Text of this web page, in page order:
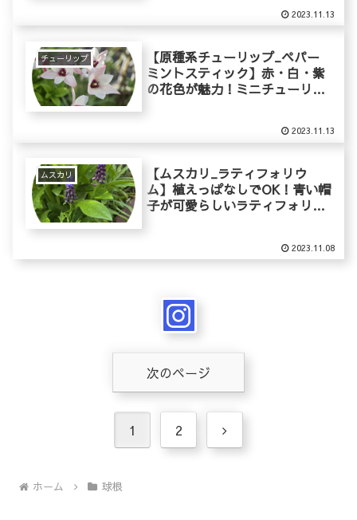
2023.11.13
チューリップ
【原種系チューリップ_ペパー
ミントスティック】赤・白・紫
の花色が魅力！ミニチューリッ
2023.11.13
ムスカリ
【ムスカリ_ラティフォリウ
ム】植えっぱなしでOK！青い帽
子が可愛らしいラティフォリウ
2023.11.08
次のページ
1 2
次
ホーム 球根